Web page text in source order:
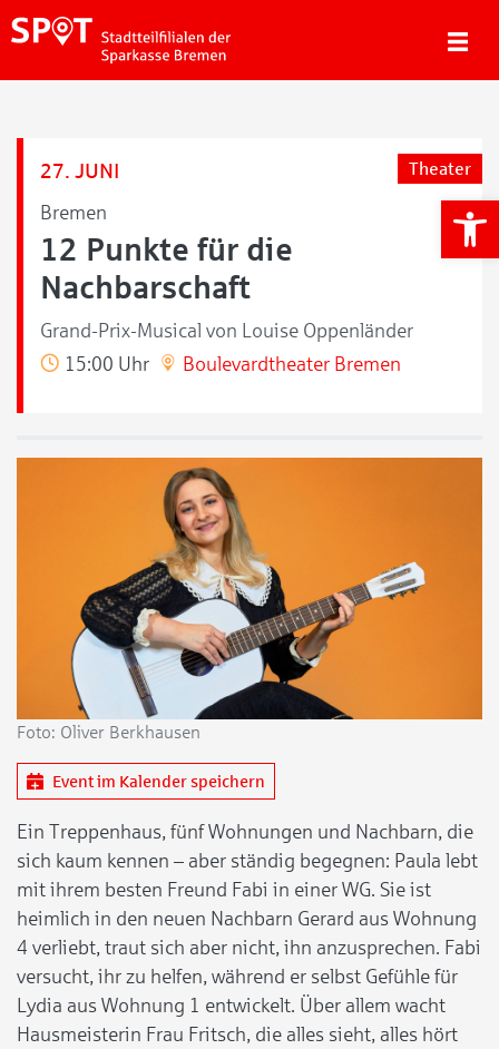
27. JUNI
Bremen
Theater
12 Punkte für die
Nachbarschaft
Grand-Prix-Musical von Louise Oppenländer
15:00 Uhr
Boulevardtheater Bremen
Foto: Oliver Berkhausen
Event im Kalender speichern
Ein Treppenhaus, fünf Wohnungen und Nachbarn, die
sich kaum kennen – aber ständig begegnen: Paula lebt
mit ihrem besten Freund Fabi in einer WG. Sie ist
heimlich in den neuen Nachbarn Gerard aus Wohnung
4 verliebt, traut sich aber nicht, ihn anzusprechen. Fabi
versucht, ihr zu helfen, während er selbst Gefühle für
Lydia aus Wohnung 1 entwickelt. Über allem wacht
Hausmeisterin Frau Fritsch, die alles sieht, alles hört